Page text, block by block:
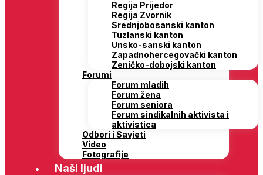
Regija Prijedor
Regija Zvornik
Srednjobosanski kanton
Tuzlanski kanton
Unsko-sanski kanton
Zapadnohercegovački kanton
Zeničko-dobojski kanton
Forumi
Forum mladih
Forum žena
Forum seniora
Forum sindikalnih aktivista i
aktivistica
Odbori i Savjeti
Video
Fotografije
Naši ljudi